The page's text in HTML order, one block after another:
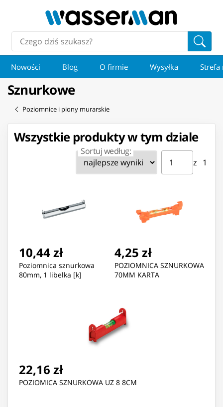
Nowości Blog O firmie Wysyłka Strefa
Sznurkowe
Poziomnice i piony murarskie
Wszystkie produkty w tym dziale
Sortuj według: Strona ⁨1⁩ z ⁨1⁩
z ⁨1⁩
Przejdź do strony
10,44 zł
Poziomnica sznurkowa
80mm, 1 libelka [k]
4,25 zł
POZIOMNICA SZNURKOWA
70MM KARTA
22,16 zł
POZIOMICA SZNURKOWA UZ 8 8CM